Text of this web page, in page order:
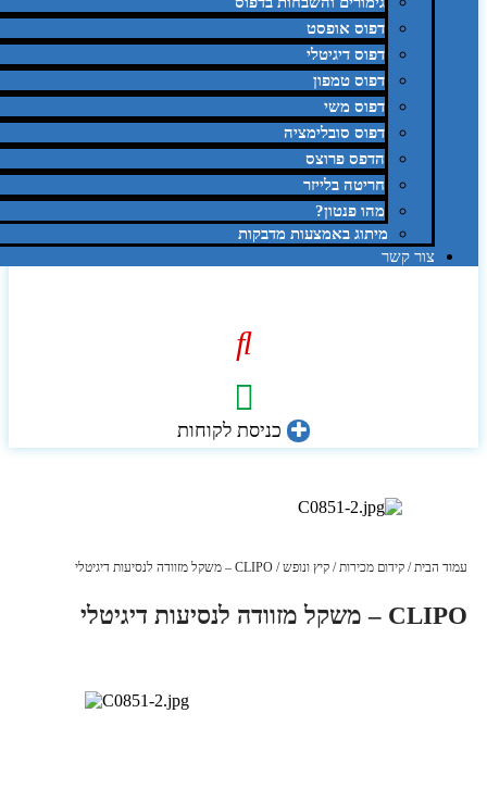
דפוס אופסט
דפוס דיגיטלי
דפוס טמפון
דפוס משי
דפוס סובלימציה
הדפס פרוצס
חריטה בלייזר
מהו פנטון?
מיתוג באמצעות מדבקות
צור קשר
כניסת לקוחות
עמוד הבית/קידום מכירות/קיץ ונופש/ CLIPO – משקל מזוודה לנסיעות דיגיטלי
CLIPO – משקל מזוודה לנסיעות דיגיטלי